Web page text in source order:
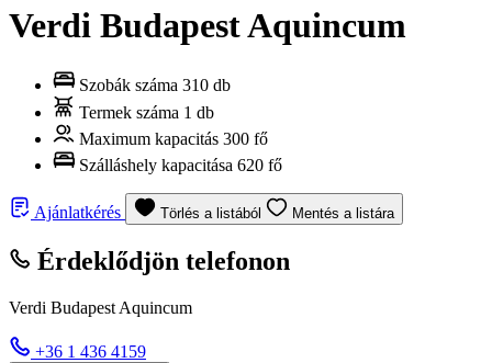
Verdi Budapest Aquincum
Szobák száma 310 db
Termek száma 1 db
Maximum kapacitás 300 fő
Szálláshely kapacitása 620 fő
Ajánlatkérés Törlés a listából Mentés a listára
Érdeklődjön telefonon
Verdi Budapest Aquincum
+36 1 436 4159